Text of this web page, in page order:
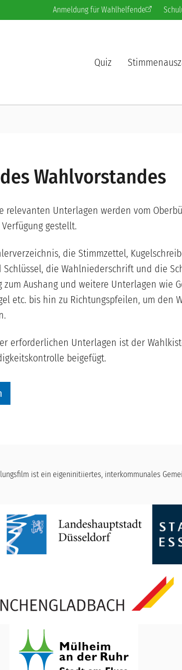
Anmeldung für Wahlhelfende
Quiz
Wahlvorstandes
relevanten Unterlagen werden vom
gestellt.
die Stimmzettel,
Schlüssel, die Wahlniederschrift und die
Aushang und weitere Unterlagen wie
etc. bis hin zu Richtungspfeilen, um den
erforderlichen Unterlagen ist der
beigefügt.
ist ein eigeninitiiertes, interkommunales